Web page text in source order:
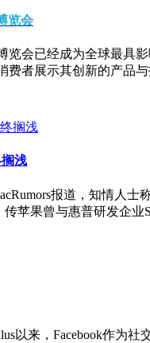
览会
会已经成为全球最具
费者展示其创新的产
浅
报道，知情人
苹果曾与惠普研发企
以来，Facebook作为